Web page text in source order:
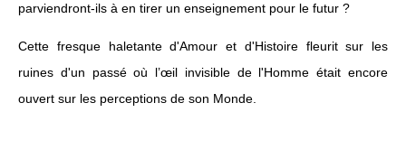
parviendront-ils à en tirer un enseignement pour le futur ?
Cette fresque haletante d'Amour et d'Histoire fleurit sur les
ruines d'un passé où l’œil invisible de l'Homme était encore
ouvert sur les perceptions de son Monde.